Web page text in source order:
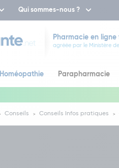
Qui sommes-nous ?
Pharmacie en
agréée par le Ministère
Homéopathie Parapharmacie
Conseils Conseils Infos pratiques